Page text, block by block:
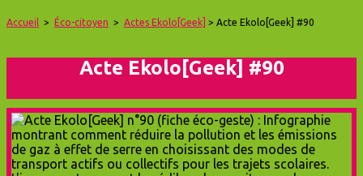
Accueil > Éco-citoyen > Actes Ekolo[Geek] > Acte Ekolo[Geek] #90
Acte Ekolo[Geek] #90